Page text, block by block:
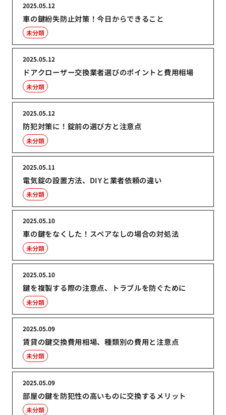
車の鍵紛失防止対策！今日からできること
2025.05.12
未分類
ドアクローザー交換業者選びのポイントと費用相場
2025.05.12
未分類
防犯対策に！錠前の選び方と注意点
2025.05.12
未分類
電気錠の設置方法、DIYと業者依頼の違い
2025.05.11
未分類
車の鍵をなくした！スペアなしの場合の対処法
2025.05.10
未分類
鍵を複製する際の注意点、トラブルを防ぐために
2025.05.10
未分類
賃貸の鍵交換費用相場、種類別の費用と注意点
2025.05.09
未分類
部屋の鍵を防犯性の高いものに交換するメリット
2025.05.09
未分類